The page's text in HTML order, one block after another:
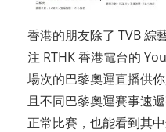
香港的朋友除了 TVB 綜
注 RTHK 香港電台的
場次的巴黎奧運直播供
且不同巴黎奧運賽事速
正常比賽，也能看到其